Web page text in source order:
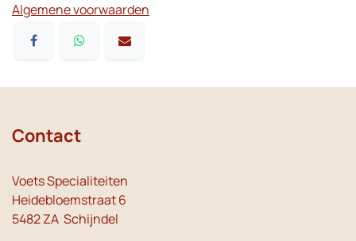
Algemene voorwaarden
Contact
Voets Specialiteiten
Heidebloemstraat 6
5482 ZA Schijndel